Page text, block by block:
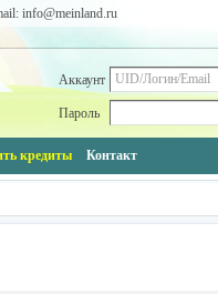
info@meinland.ru
Аккаунт
Пароль
кредиты Контакт